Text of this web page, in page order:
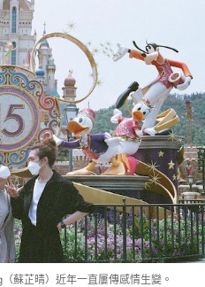
蘇芷晴）近年一直屢傳感情生變。